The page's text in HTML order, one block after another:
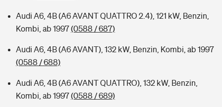
Audi A6, 4B (A6 AVANT QUATTRO 2.4), 121 kW, Benzin,
Kombi, ab 1997(0588 / 687)
Audi A6, 4B (A6 AVANT), 132 kW, Benzin, Kombi, ab 1997
(0588 / 688)
Audi A6, 4B (A6 AVANT QUATTRO), 132 kW, Benzin,
Kombi, ab 1997(0588 / 689)